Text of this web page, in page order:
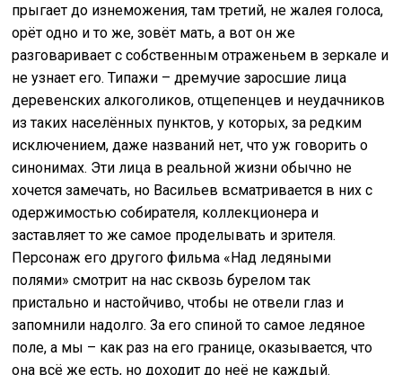
прыгает до изнеможения, там третий, не жалея голоса,
орёт одно и то же, зовёт мать, а вот он же
разговаривает с собственным отраженьем в зеркале и
не узнает его. Типажи – дремучие заросшие лица
деревенских алкоголиков, отщепенцев и неудачников
из таких населённых пунктов, у которых, за редким
исключением, даже названий нет, что уж говорить о
синонимах. Эти лица в реальной жизни обычно не
хочется замечать, но Васильев всматривается в них с
одержимостью собирателя, коллекционера и
заставляет то же самое проделывать и зрителя.
Персонаж его другого фильма «Над ледяными
полями» смотрит на нас сквозь бурелом так
пристально и настойчиво, чтобы не отвели глаз и
запомнили надолго. За его спиной то самое ледяное
поле, а мы – как раз на его границе, оказывается, что
она всё же есть, но доходит до неё не каждый.